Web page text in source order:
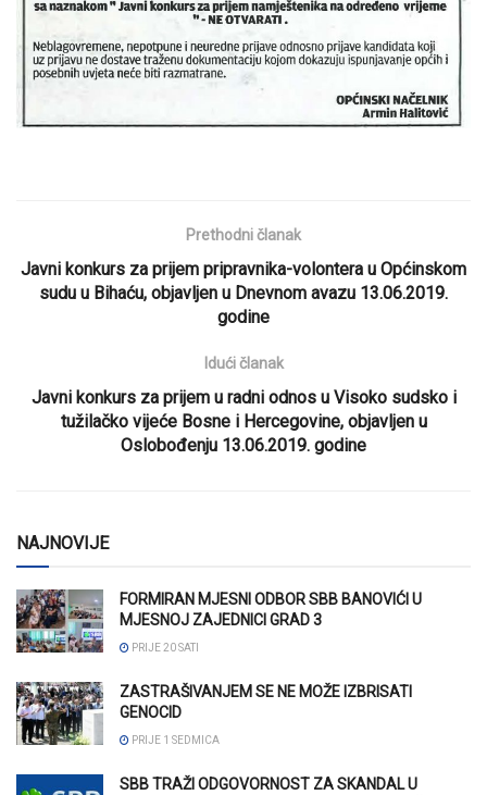
Prethodni članak
Javni konkurs za prijem pripravnika-volontera u Općinskom
sudu u Bihaću, objavljen u Dnevnom avazu 13.06.2019.
godine
Idući članak
Javni konkurs za prijem u radni odnos u Visoko sudsko i
tužilačko vijeće Bosne i Hercegovine, objavljen u
Oslobođenju 13.06.2019. godine
NAJNOVIJE
FORMIRAN MJESNI ODBOR SBB BANOVIĆI U
MJESNOJ ZAJEDNICI GRAD 3
PRIJE 20 SATI
ZASTRAŠIVANJEM SE NE MOŽE IZBRISATI
GENOCID
PRIJE 1 SEDMICA
SBB TRAŽI ODGOVORNOST ZA SKANDAL U